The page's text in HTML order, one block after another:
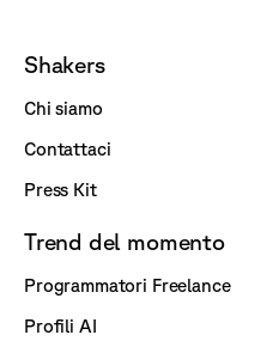
Shakers
Chi siamo
Contattaci
Press Kit
Trend del momento
Programmatori Freelance
Profili AI